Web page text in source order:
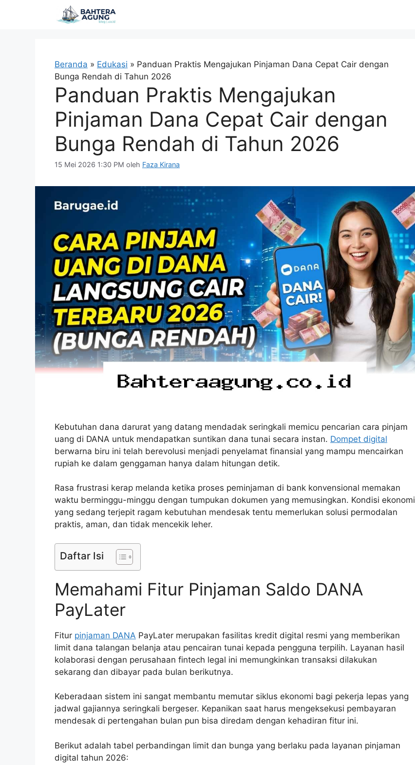
Beranda » Edukasi » Panduan Praktis Mengajukan Pinjaman Dana Cepat Cair dengan
Bunga Rendah di Tahun 2026
Panduan Praktis Mengajukan
Pinjaman Dana Cepat Cair dengan
Bunga Rendah di Tahun 2026
15 Mei 2026 1:30 PM oleh Faza Kirana
Kebutuhan dana darurat yang datang mendadak seringkali memicu pencarian cara pinjam
uang di DANA untuk mendapatkan suntikan dana tunai secara instan. Dompet digital
berwarna biru ini telah berevolusi menjadi penyelamat finansial yang mampu mencairkan
rupiah ke dalam genggaman hanya dalam hitungan detik.
Rasa frustrasi kerap melanda ketika proses peminjaman di bank konvensional memakan
waktu berminggu-minggu dengan tumpukan dokumen yang memusingkan. Kondisi ekonomi
yang sedang terjepit ragam kebutuhan mendesak tentu memerlukan solusi permodalan
praktis, aman, dan tidak mencekik leher.
Daftar Isi
Memahami Fitur Pinjaman Saldo DANA
PayLater
Fitur pinjaman DANA PayLater merupakan fasilitas kredit digital resmi yang memberikan
limit dana talangan belanja atau pencairan tunai kepada pengguna terpilih. Layanan hasil
kolaborasi dengan perusahaan fintech legal ini memungkinkan transaksi dilakukan
sekarang dan dibayar pada bulan berikutnya.
Keberadaan sistem ini sangat membantu memutar siklus ekonomi bagi pekerja lepas yang
jadwal gajiannya seringkali bergeser. Kepanikan saat harus mengeksekusi pembayaran
mendesak di pertengahan bulan pun bisa diredam dengan kehadiran fitur ini.
Berikut adalah tabel perbandingan limit dan bunga yang berlaku pada layanan pinjaman
digital tahun 2026: